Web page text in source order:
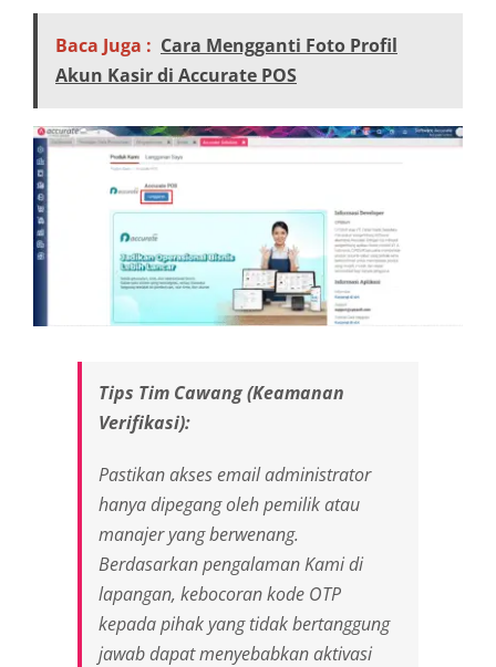
Baca Juga : Cara Mengganti Foto Profil
Akun Kasir di Accurate POS
Tips Tim Cawang (Keamanan
Verifikasi):
Pastikan akses email administrator
hanya dipegang oleh pemilik atau
manajer yang berwenang.
Berdasarkan pengalaman Kami di
lapangan, kebocoran kode OTP
kepada pihak yang tidak bertanggung
jawab dapat menyebabkan aktivasi